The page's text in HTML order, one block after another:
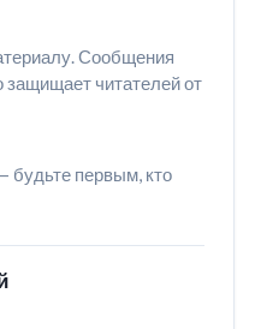
Сообщения
читателей от
будьте первым, кто